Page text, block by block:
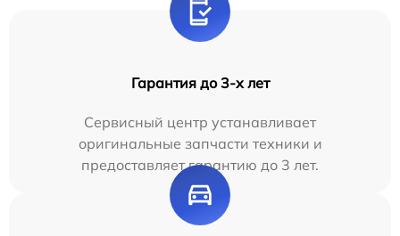
Гарантия до 3-х лет
Сервисный центр устанавливает
оригинальные запчасти техники и
предоставляет гарантию до 3 лет.